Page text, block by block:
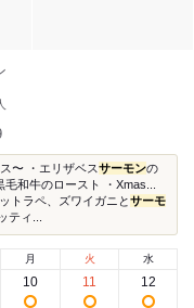
〜 ・エリザベスサーモンの
和牛のロースト ・Xmas...
トラペ、ズワイガニとサーモ
ティ...
月
10
火
11
水
12